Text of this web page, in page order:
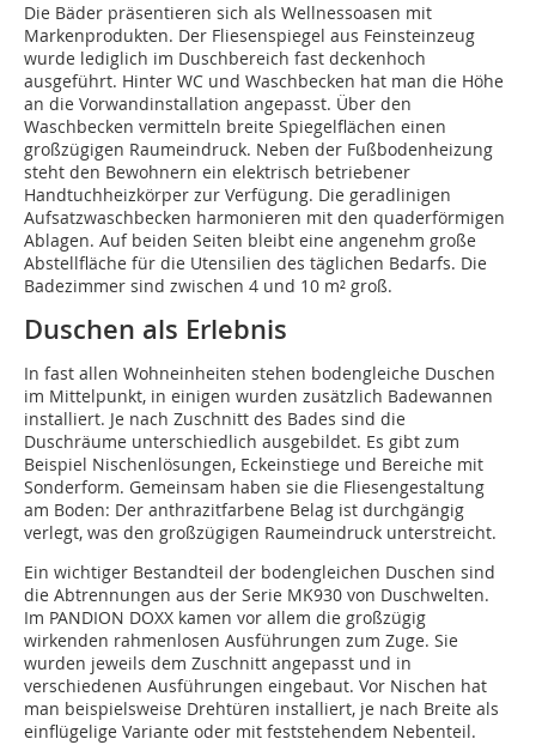
Die Bäder präsentieren sich als Wellnessoasen mit
Markenprodukten. Der Fliesenspiegel aus Feinsteinzeug
wurde lediglich im Duschbereich fast deckenhoch
ausgeführt. Hinter WC und Waschbecken hat man die Höhe
an die Vorwandinstallation angepasst. Über den
Waschbecken vermitteln breite Spiegelflächen einen
großzügigen Raumeindruck. Neben der Fußbodenheizung
steht den Bewohnern ein elektrisch betriebener
Handtuchheizkörper zur Verfügung. Die geradlinigen
Aufsatzwaschbecken harmonieren mit den quaderförmigen
Ablagen. Auf beiden Seiten bleibt eine angenehm große
Abstellfläche für die Utensilien des täglichen Bedarfs. Die
Badezimmer sind zwischen 4 und 10 m² groß.
Duschen als Erlebnis
In fast allen Wohneinheiten stehen bodengleiche Duschen
im Mittelpunkt, in einigen wurden zusätzlich Badewannen
installiert. Je nach Zuschnitt des Bades sind die
Duschräume unterschiedlich ausgebildet. Es gibt zum
Beispiel Nischenlösungen, Eckeinstiege und Bereiche mit
Sonderform. Gemeinsam haben sie die Fliesengestaltung
am Boden: Der anthrazitfarbene Belag ist durchgängig
verlegt, was den großzügigen Raumeindruck unterstreicht.
Ein wichtiger Bestandteil der bodengleichen Duschen sind
die Abtrennungen aus der Serie MK930 von Duschwelten.
Im PANDION DOXX kamen vor allem die großzügig
wirkenden rahmenlosen Ausführungen zum Zuge. Sie
wurden jeweils dem Zuschnitt angepasst und in
verschiedenen Ausführungen eingebaut. Vor Nischen hat
man beispielsweise Drehtüren installiert, je nach Breite als
einflügelige Variante oder mit feststehendem Nebenteil.